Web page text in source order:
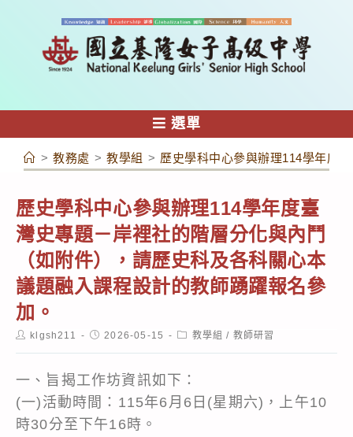
容
選單
> 教務處 > 教學組 > 歷史學科中心參與辦理114學年度
歷史學科中心參與辦理114學年度臺
灣史專題－岸裡社的階層分化與內鬥
（如附件），請歷史科及各科關心本
議題融入課程設計的教師踴躍報名參
加。
Postklgsh211
Post2026-05-15
Post教學組 / 教師研習
一、旨揭工作坊資訊如下：
(一)活動時間：115年6月6日(星期六)，上午10
時30分至下午16時。